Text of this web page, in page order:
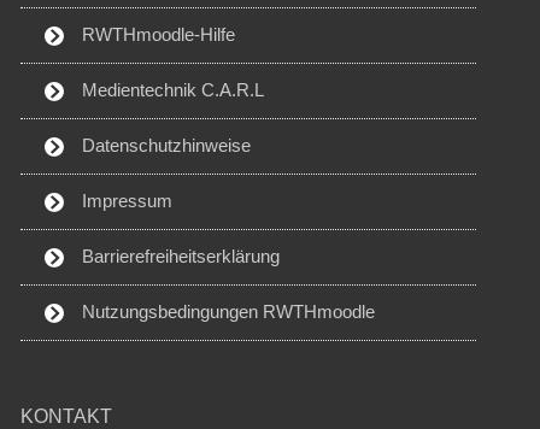
RWTHmoodle-Hilfe
Medientechnik C.A.R.L
Datenschutzhinweise
Impressum
Barrierefreiheitserklärung
Nutzungsbedingungen RWTHmoodle
KONTAKT